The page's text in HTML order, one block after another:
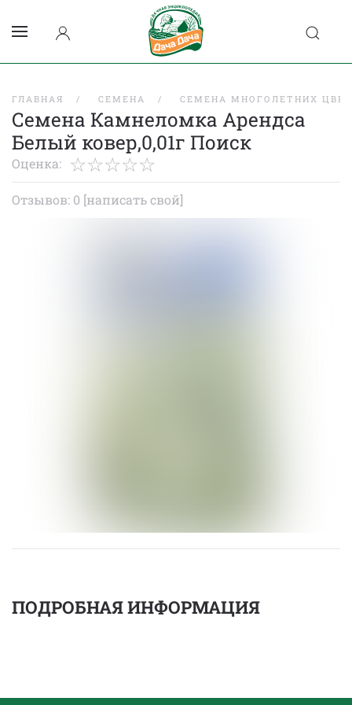
ГЛАВНАЯ СЕМЕНА СЕМЕНА МНОГОЛЕТНИХ
Семена Камнеломка Арендса
Белый ковер,0,01г Поиск
Оценка:
Отзывов: 0 [написать свой]
ПОДРОБНАЯ ИНФОРМАЦИЯ